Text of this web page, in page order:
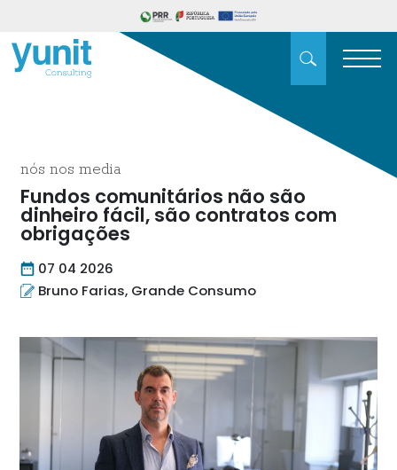
nós nos media
Fundos comunitários não são
dinheiro fácil, são contratos com
obrigações
07 04 2026
Bruno Farias, Grande Consumo